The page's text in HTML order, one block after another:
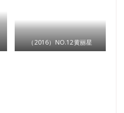
（2016）NO.12黄丽星